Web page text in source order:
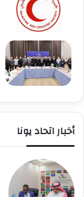
أخبار اتحاد يونا
UNA Chatbot